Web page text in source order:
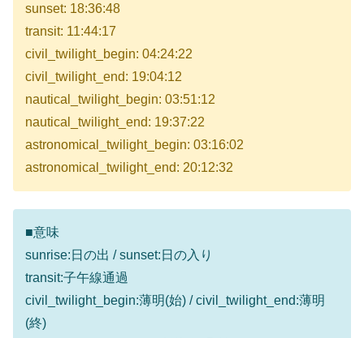
sunset: 18:36:48
transit: 11:44:17
civil_twilight_begin: 04:24:22
civil_twilight_end: 19:04:12
nautical_twilight_begin: 03:51:12
nautical_twilight_end: 19:37:22
astronomical_twilight_begin: 03:16:02
astronomical_twilight_end: 20:12:32
■意味
sunrise:日の出 / sunset:日の入り
transit:子午線通過
civil_twilight_begin:薄明(始) / civil_twilight_end:薄明
(終)